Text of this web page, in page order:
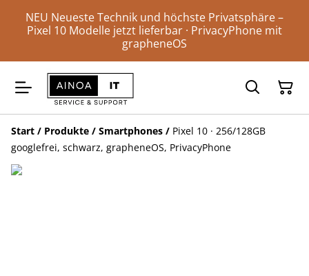
NEU Neueste Technik und höchste Privatsphäre –
Pixel 10 Modelle jetzt lieferbar · PrivacyPhone mit
grapheneOS
Start / Produkte / Smartphones / Pixel 10 · 256/128GB
googlefrei, schwarz, grapheneOS, PrivacyPhone